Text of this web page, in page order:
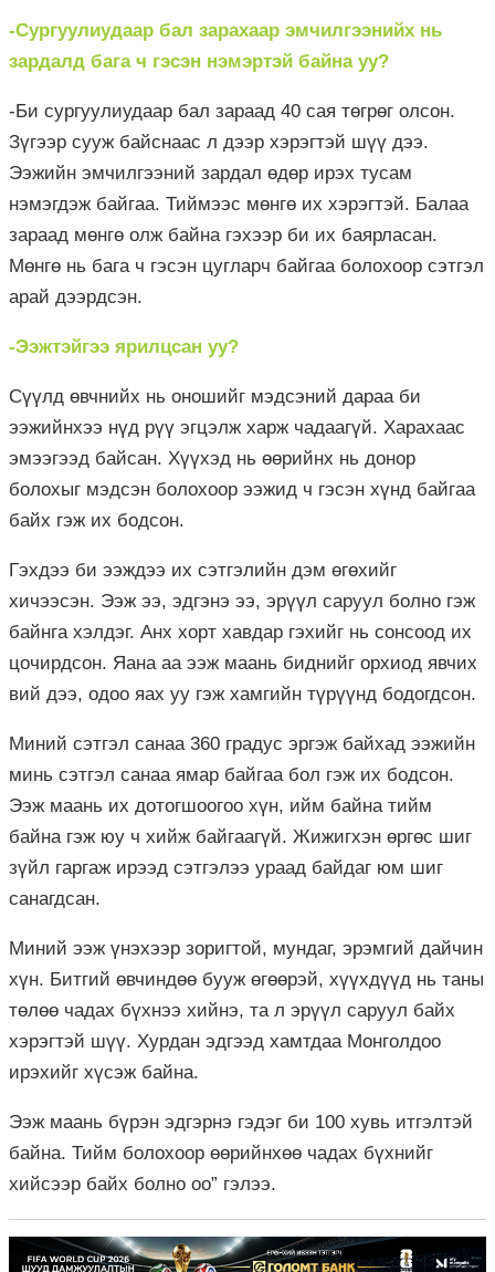
-Сургуулиудаар бал зарахаар эмчилгээнийх нь
зардалд бага ч гэсэн нэмэртэй байна уу?
-Би сургуулиудаар бал зараад 40 сая төгрөг олсон.
Зүгээр сууж байснаас л дээр хэрэгтэй шүү дээ.
Ээжийн эмчилгээний зардал өдөр ирэх тусам
нэмэгдэж байгаа. Тиймээс мөнгө их хэрэгтэй. Балаа
зараад мөнгө олж байна гэхээр би их баярласан.
Мөнгө нь бага ч гэсэн цугларч байгаа болохоор сэтгэл
арай дээрдсэн.
-Ээжтэйгээ ярилцсан уу?
Сүүлд өвчнийх нь оношийг мэдсэний дараа би
ээжийнхээ нүд рүү эгцэлж харж чадаагүй. Харахаас
эмээгээд байсан. Хүүхэд нь өөрийнх нь донор
болохыг мэдсэн болохоор ээжид ч гэсэн хүнд байгаа
байх гэж их бодсон.
Гэхдээ би ээждээ их сэтгэлийн дэм өгөхийг
хичээсэн. Ээж ээ, эдгэнэ ээ, эрүүл саруул болно гэж
байнга хэлдэг. Анх хорт хавдар гэхийг нь сонсоод их
цочирдсон. Яана аа ээж маань биднийг орхиод явчих
вий дээ, одоо яах уу гэж хамгийн түрүүнд бодогдсон.
Миний сэтгэл санаа 360 градус эргэж байхад ээжийн
минь сэтгэл санаа ямар байгаа бол гэж их бодсон.
Ээж маань их дотогшоогоо хүн, ийм байна тийм
байна гэж юу ч хийж байгаагүй. Жижигхэн өргөс шиг
зүйл гаргаж ирээд сэтгэлээ ураад байдаг юм шиг
санагдсан.
Миний ээж үнэхээр зоригтой, мундаг, эрэмгий дайчин
хүн. Битгий өвчиндөө бууж өгөөрэй, хүүхдүүд нь таны
төлөө чадах бүхнээ хийнэ, та л эрүүл саруул байх
хэрэгтэй шүү. Хурдан эдгээд хамтдаа Монголдоо
ирэхийг хүсэж байна.
Ээж маань бүрэн эдгэрнэ гэдэг би 100 хувь итгэлтэй
байна. Тийм болохоор өөрийнхөө чадах бүхнийг
хийсээр байх болно оо” гэлээ.